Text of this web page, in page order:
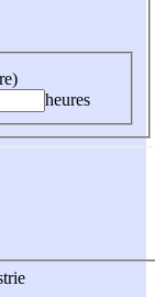
heures